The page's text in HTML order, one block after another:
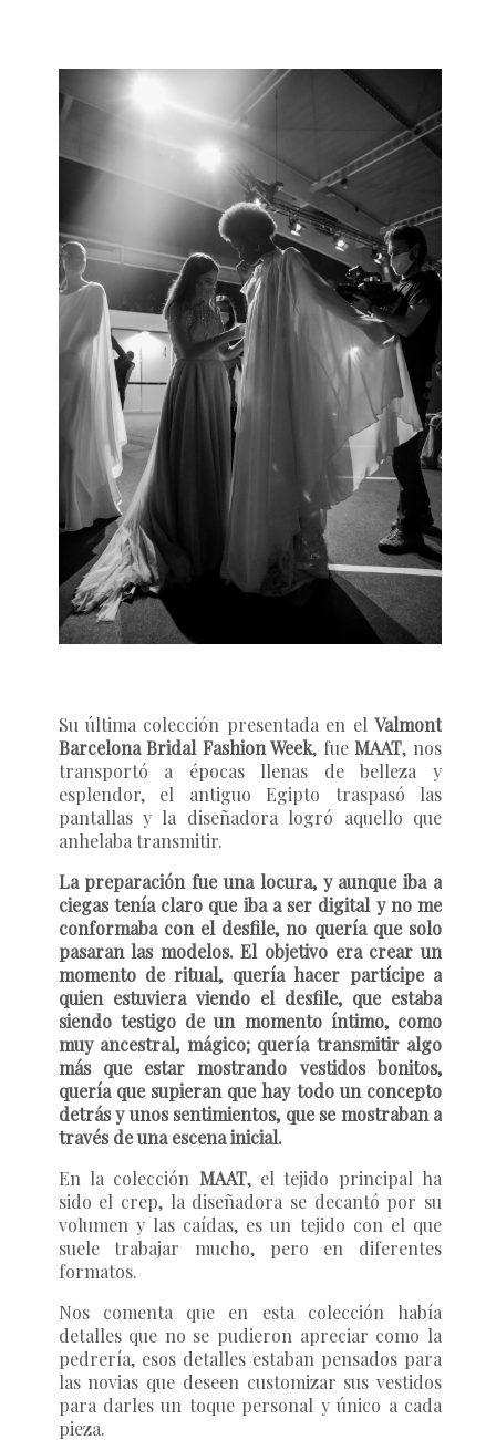
Su última colección presentada en el Valmont
Barcelona Bridal Fashion Week, fueMAAT, nos
transportó a épocas llenas de belleza y
esplendor, el antiguo Egipto traspasó las
pantallas y la diseñadora logró aquello que
anhelaba transmitir.
La preparación fue una locura, y aunque iba a
ciegas tenía claro que iba a ser digital y no me
conformaba con el desfile, no quería que solo
pasaran las modelos. El objetivo era crear un
momento de ritual, quería hacer partícipe a
quien estuviera viendo el desfile, que estaba
siendo testigo de un momento íntimo, como
muy ancestral, mágico; quería transmitir algo
más que estar mostrando vestidos bonitos,
quería que supieran que hay todo un concepto
detrás y unos sentimientos, que se mostraban a
través de una escena inicial.
En la colección MAAT, el tejido principal ha
sido el crep, la diseñadora se decantó por su
volumen y las caídas, es un tejido con el que
suele trabajar mucho, pero en diferentes
formatos.
Nos comenta que en esta colección había
detalles que no se pudieron apreciar como la
pedrería, esos detalles estaban pensados para
las novias que deseen customizar sus vestidos
para darles un toque personal y único a cada
pieza.